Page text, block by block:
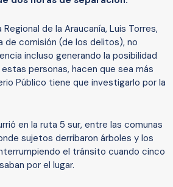
de la Araucanía, Luis Torres,
comisión (de los delitos), no
incluso generando la posibilidad
personas, hacen que sea más
Público tiene que investigarlo por la
en la ruta 5 sur, entre las comunas
sujetos derribaron árboles y los
el tránsito cuando cinco
por el lugar.